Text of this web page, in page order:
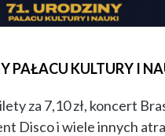
PAŁACU KULTURY I
za 7,10 zł, koncert
Disco i wiele innych